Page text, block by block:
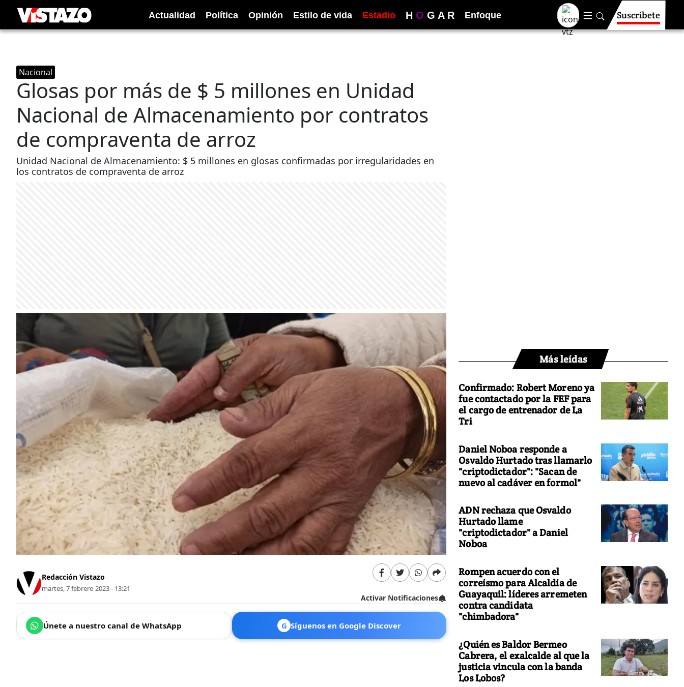
Actualidad Política Opinión Estilo de vida Estadio H O G A R Enfoque Suscríbete
Nacional
Glosas por más de $ 5 millones en Unidad
Nacional de Almacenamiento por contratos
de compraventa de arroz
Unidad Nacional de Almacenamiento: $ 5 millones en glosas confirmadas por irregularidades en
los contratos de compraventa de arroz
Redacción Vistazo
martes, 7 febrero 2023 - 13:21
Activar Notificaciones
Únete a nuestro canal de WhatsApp G Síguenos en Google Discover
Más leídas
Confirmado: Robert Moreno ya
fue contactado por la FEF para
el cargo de entrenador de La
Tri
Daniel Noboa responde a
Osvaldo Hurtado tras llamarlo
"criptodictador": "Sacan de
nuevo al cadáver en formol"
ADN rechaza que Osvaldo
Hurtado llame
"criptodictador" a Daniel
Noboa
Rompen acuerdo con el
correísmo para Alcaldía de
Guayaquil: líderes arremeten
contra candidata
"chimbadora"
¿Quién es Baldor Bermeo
Cabrera, el exalcalde al que la
justicia vincula con la banda
Los Lobos?